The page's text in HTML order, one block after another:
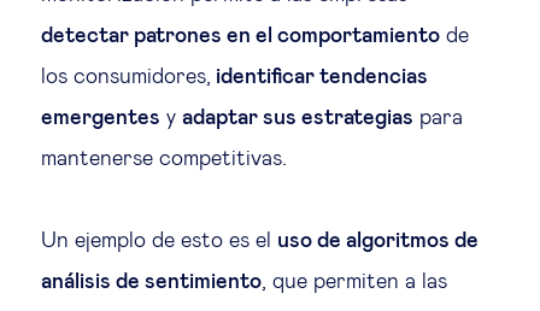
detectar patrones en el comportamiento de
los consumidores, identificar tendencias
emergentes y adaptar sus estrategias para
mantenerse competitivas.
Un ejemplo de esto es el uso de algoritmos de
análisis de sentimiento, que permiten a las